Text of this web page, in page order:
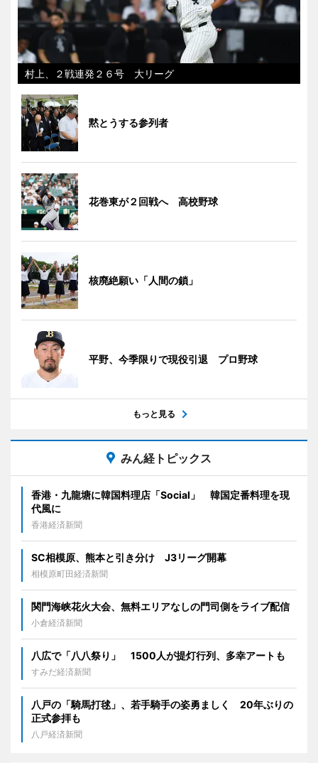
村上、２戦連発２６号 大リーグ
黙とうする参列者
花巻東が２回戦へ 高校野球
核廃絶願い「人間の鎖」
平野、今季限りで現役引退 プロ野球
もっと見る
みん経トピックス
香港・九龍塘に韓国料理店「Social」 韓国定番料理を現
代風に
香港経済新聞
SC相模原、熊本と引き分け J3リーグ開幕
相模原町田経済新聞
関門海峡花火大会、無料エリアなしの門司側をライブ配信
小倉経済新聞
八広で「八八祭り」 1500人が提灯行列、多幸アートも
すみだ経済新聞
八戸の「騎馬打毬」、若手騎手の姿勇ましく 20年ぶりの
正式参拝も
八戸経済新聞